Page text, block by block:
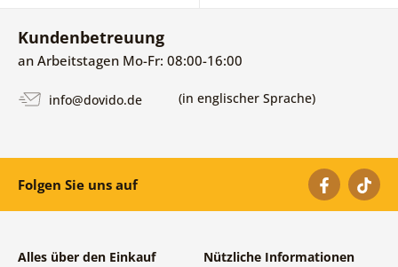
Kundenbetreuung
an Arbeitstagen Mo-Fr: 08:00-16:00
info@dovido.de (in englischer Sprache)
Folgen Sie uns auf
Alles über den Einkauf Nützliche Informationen